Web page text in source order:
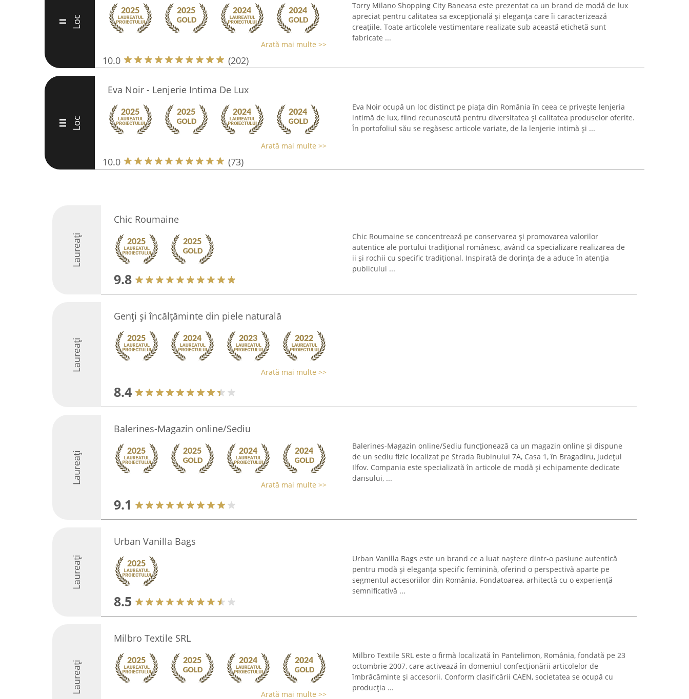
II Loc
Arată mai multe >>
10.0 (202)
Torry Milano Shopping City Baneasa este prezentat ca un brand de modă de lux
apreciat pentru calitatea sa excepțională și eleganța care îi caracterizează
creațiile. Toate articolele vestimentare realizate sub această etichetă sunt
fabricate ...
III Loc
Eva Noir - Lenjerie Intima De Lux
Arată mai multe >>
10.0 (73)
Eva Noir ocupă un loc distinct pe piața din România în ceea ce privește lenjeria
intimă de lux, fiind recunoscută pentru diversitatea și calitatea produselor oferite.
În portofoliul său se regăsesc articole variate, de la lenjerie intimă și ...
Laureați
Chic Roumaine
9.8
Chic Roumaine se concentrează pe conservarea și promovarea valorilor
autentice ale portului tradițional românesc, având ca specializare realizarea de
ii și rochii cu specific tradițional. Inspirată de dorința de a aduce în atenția
publicului ...
Laureați
Genți și încălțăminte din piele naturală
Arată mai multe >>
8.4
Laureați
Balerines-Magazin online/Sediu
Arată mai multe >>
9.1
Balerines-Magazin online/Sediu funcționează ca un magazin online și dispune
de un sediu fizic localizat pe Strada Rubinului 7A, Casa 1, în Bragadiru, județul
Ilfov. Compania este specializată în articole de modă și echipamente dedicate
dansului, ...
Laureați
Urban Vanilla Bags
8.5
Urban Vanilla Bags este un brand ce a luat naștere dintr-o pasiune autentică
pentru modă și eleganța specific feminină, oferind o perspectivă aparte pe
segmentul accesoriilor din România. Fondatoarea, arhitectă cu o experiență
semnificativă ...
Laureați
Milbro Textile SRL
Arată mai multe >>
Milbro Textile SRL este o firmă localizată în Pantelimon, România, fondată pe 23
octombrie 2007, care activează în domeniul confecționării articolelor de
îmbrăcăminte și accesorii. Conform clasificării CAEN, societatea se ocupă cu
producția ...